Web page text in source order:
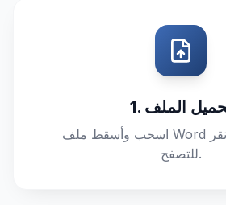
تحميل الملف
اسحب وأسقط ملف Word الخاص بك أو انقر
للتصفح.